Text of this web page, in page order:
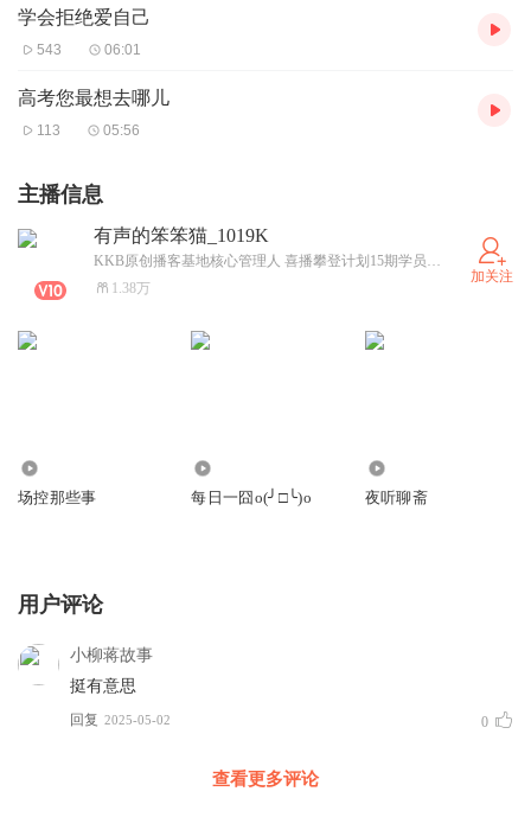
学会拒绝爱自己
543 06:01
高考您最想去哪儿
113 05:56
主播信息
有声的笨笨猫_1019K
KKB原创播客基地核心管理人 喜播攀登计划15期学员， 全能型选手写播后期统筹画本一体 陪伴型主播 擅长情感沟通
1.38万
加关注
场控那些事 每日一囧o(╯□╰)o 夜听聊斋
用户评论
小柳蒋故事
挺有意思
回复 2025-05-02 0
查看更多评论